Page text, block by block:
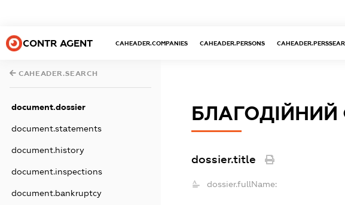
CONTR AGENT CAHEADER.COMPANIES CAHEADER.PERSONS
CAHEADER.SEARCH
document.dossier
document.statements
document.history
document.inspections
document.bankruptcy
dossier.title
dossier.fullName: